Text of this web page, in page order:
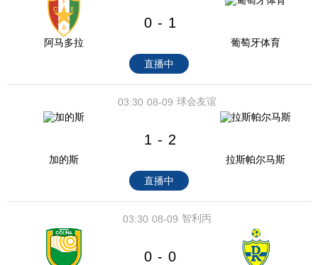
阿马多拉
0 - 1
葡萄牙体育
直播中
08-09
03:30 球会友谊
加的斯
1 - 2
拉斯帕尔马斯
直播中
08-09
03:30 智利丙
0 - 0